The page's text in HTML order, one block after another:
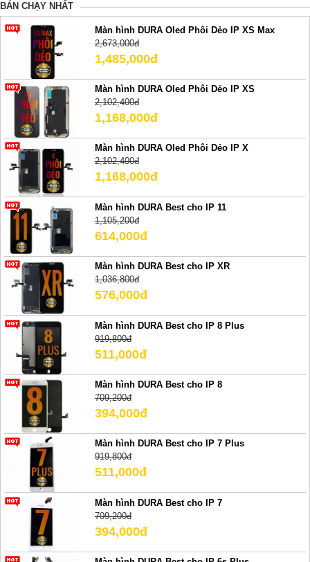
BÁN CHẠY NHẤT
Màn hình DURA Oled Phôi Dẻo IP XS Max
2,673,000đ
1,485,000đ
Màn hình DURA Oled Phôi Dẻo IP XS
2,102,400đ
1,168,000đ
Màn hình DURA Oled Phôi Dẻo IP X
2,102,400đ
1,168,000đ
Màn hình DURA Best cho IP 11
1,105,200đ
614,000đ
Màn hình DURA Best cho IP XR
1,036,800đ
576,000đ
Màn hình DURA Best cho IP 8 Plus
919,800đ
511,000đ
Màn hình DURA Best cho IP 8
709,200đ
394,000đ
Màn hình DURA Best cho IP 7 Plus
919,800đ
511,000đ
Màn hình DURA Best cho IP 7
709,200đ
394,000đ